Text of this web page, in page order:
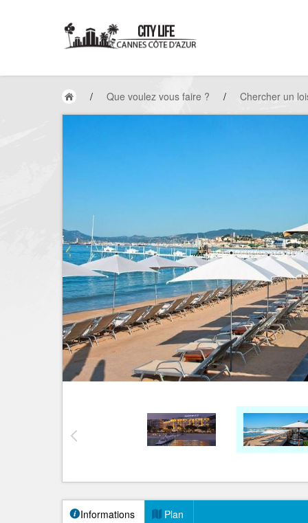
/ Que voulez vous faire ? / Chercher un
Informations Plan